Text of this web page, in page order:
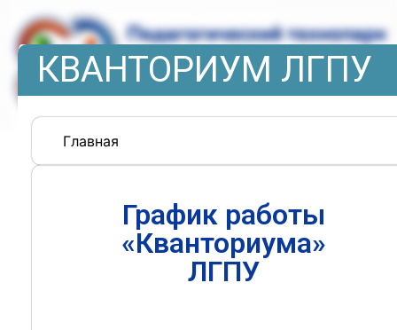
КВАНТОРИУМ ЛГПУ
Главная
График работы
«Кванториума»
ЛГПУ